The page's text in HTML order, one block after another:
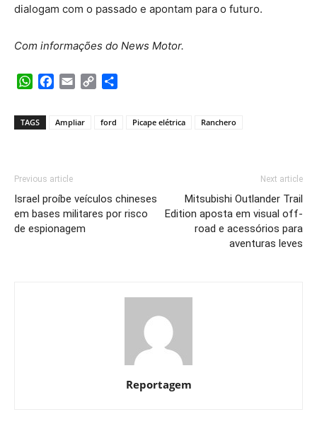
dialogam com o passado e apontam para o futuro.
Com informações do News Motor.
WhatsApp
Facebook
Email Copy
TAGS Ampliar ford Picape elétrica Ranchero
Previous article
Israel proíbe veículos chineses
em bases militares por risco
de espionagem
Next article
Mitsubishi Outlander Trail
Edition aposta em visual off-
road e acessórios para
aventuras leves
Reportagem